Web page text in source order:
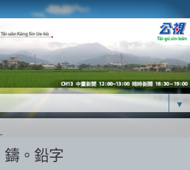
▼
鑄。鉛字